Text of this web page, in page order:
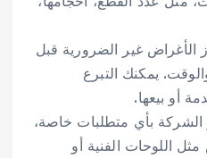
الأغراض غير الضرورية قبل
يمكنك التبرع
أو بيعها.
الشركة بأي متطلبات خاصة،
اللوحات الفنية أو